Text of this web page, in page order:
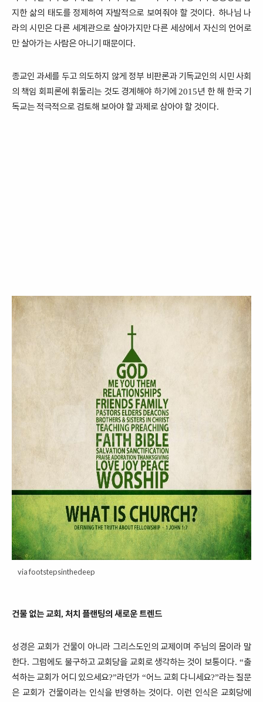
지한 삶의 태도를 정제하여 자발적으로 보여줘야 할 것이다. 하나님 나
라의 시민은 다른 세계관으로 살아가지만 다른 세상에서 자신의 언어로
만 살아가는 사람은 아니기 때문이다.
종교인 과세를 두고 의도하지 않게 정부 비판론과 기독교인의 시민 사회
의 책임 회피론에 휘둘리는 것도 경계해야 하기에2015년 한 해 한국 기
독교는 적극적으로 검토해 보아야 할 과제로 삼아야 할 것이다.
via footstepsinthedeep
건물 없는 교회,처치 플랜팅의 새로운 트렌드
성경은 교회가 건물이 아니라 그리스도인의 교제이며 주님의 몸이라 말
한다. 그럼에도 불구하고 교회당을 교회로 생각하는 것이 보통이다. “출
석하는 교회가 어디 있으세요?”라던가 “어느 교회 다니세요?”라는 질문
은 교회가 건물이라는 인식을 반영하는 것이다. 이런 인식은 교회당에